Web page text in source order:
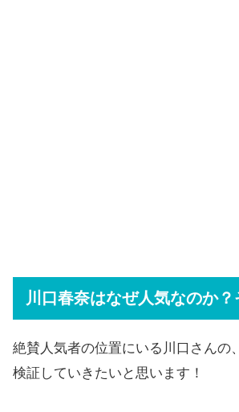
川口春奈はなぜ人気なのか
絶賛人気者の位置にいる川口さんの
検証していきたいと思います！